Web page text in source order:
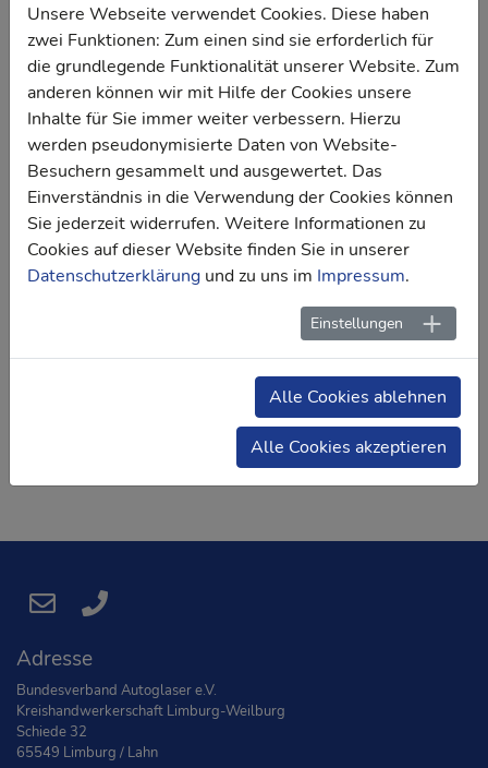
"bv autoglaser stehen für eine offene und freie
Kommunikation aller Netzwerkpartner! "
Adresse
Bundesverband Autoglaser e.V.
Kreishandwerkerschaft Limburg-Weilburg
Schiede 32
65549 Limburg / Lahn
Unsere Webseite verwendet Cookies. Diese haben
zwei Funktionen: Zum einen sind sie erforderlich für
die grundlegende Funktionalität unserer Website. Zum
anderen können wir mit Hilfe der Cookies unsere
Inhalte für Sie immer weiter verbessern. Hierzu
werden pseudonymisierte Daten von Website-
Besuchern gesammelt und ausgewertet. Das
Einverständnis in die Verwendung der Cookies können
Sie jederzeit widerrufen. Weitere Informationen zu
Cookies auf dieser Website finden Sie in unserer
Datenschutzerklärung und zu uns im Impressum.
Einstellungen
Alle Cookies ablehnen
Alle Cookies akzeptieren